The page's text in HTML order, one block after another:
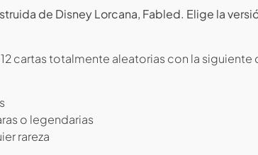
de Disney Lorcana, Fabled. Elige la
cartas totalmente aleatorias con la siguiente
o legendarias
rareza